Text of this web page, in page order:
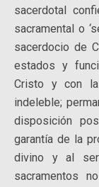
sacerdotal
sacramental o
sacerdocio de
estados y
Cristo y con
indeleble;
disposición
garantía de la
divino y al
sacramentos